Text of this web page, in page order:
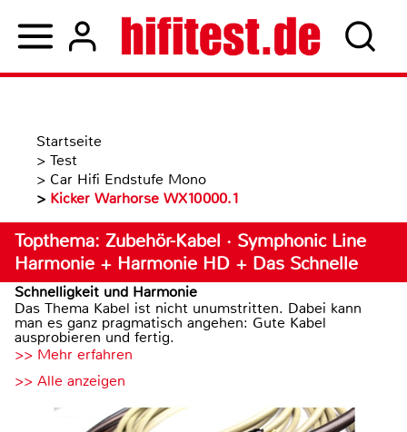
Startseite
> Test
> Car Hifi Endstufe Mono
> Kicker Warhorse WX10000.1
Topthema: Zubehör-Kabel · Symphonic Line
Harmonie + Harmonie HD + Das Schnelle
Schnelligkeit und Harmonie
Das Thema Kabel ist nicht unumstritten. Dabei kann
man es ganz pragmatisch angehen: Gute Kabel
ausprobieren und fertig.
>> Mehr erfahren
>> Alle anzeigen